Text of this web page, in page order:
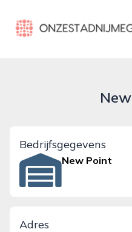
onzestadnijmegen.nl
Bedrijfsgegevens
New Point
Adres